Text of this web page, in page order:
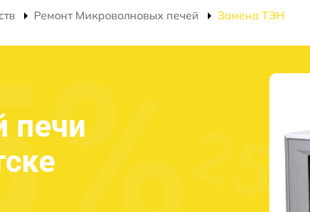
Ремонт Микроволновых печей Замена ТЭН
печи